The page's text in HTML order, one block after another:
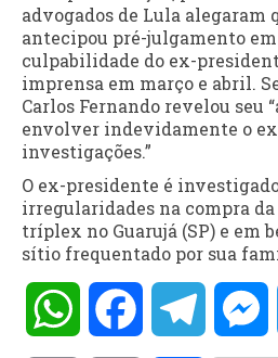
advogados de Lula alegaram
antecipou pré-julgamento
culpabilidade do ex-
imprensa em março e abril.
Carlos Fernando revelou seu
envolver indevidamente o
investigações.”
O ex-presidente é
irregularidades na compra
tríplex no Guarujá (SP) e em
sítio frequentado por sua
WhatsAppFacebook